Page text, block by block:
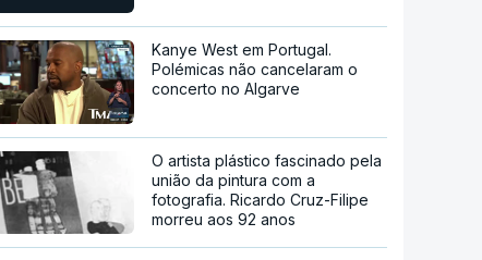
Kanye West em Portugal.
Polémicas não cancelaram o
concerto no Algarve
O artista plástico fascinado pela
união da pintura com a
fotografia. Ricardo Cruz-Filipe
morreu aos 92 anos